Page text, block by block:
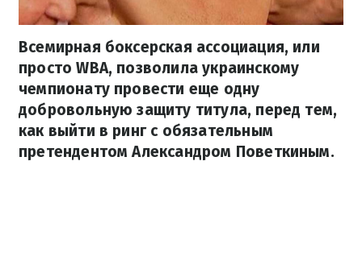
Всемирная боксерская ассоциация, или
просто WBA, позволила украинскому
чемпионату провести еще одну
добровольную защиту титула, перед тем,
как выйти в ринг с обязательным
претендентом Александром Поветкиным.